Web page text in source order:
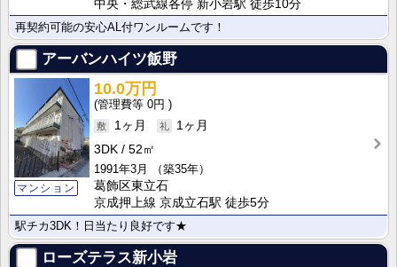
中央・総武線各停 新小岩駅 徒歩10分
再契約可能の安心AL付ワンルームです！
アーバンハイツ飯野
マンション
10.0万円
0円
1ヶ月
1ヶ月
3DK
52㎡
1991年3月
（築35年）
葛飾区東立石
京成押上線 京成立石駅 徒歩5分
駅チカ3DK！日当たり良好です★
ローズテラス新小岩